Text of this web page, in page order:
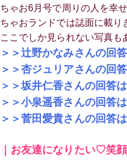
ちゃお6月号で周りの人を幸
ちゃおランドでは誌面に載
ここでしか見られない写真
＞＞辻野かなみさんの回
＞＞杏ジュリアさんの回
＞＞坂井仁香さんの回答
＞＞小泉遥香さんの回答
＞＞菅田愛貴さんの回答
｜お友達になりたい♡笑